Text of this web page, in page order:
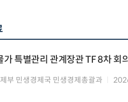
가 특별관리 관계장관 TF 8차 회
부 민생경제국 민생경제총괄과